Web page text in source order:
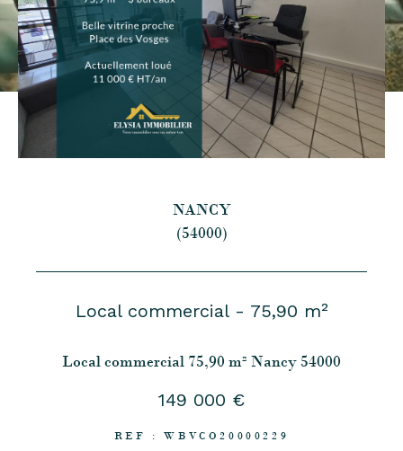
NANCY
(54000)
Local commercial - 75,90 m²
Local commercial 75,90 m² Nancy 54000
149 000 €
REF : WBVCO20000229